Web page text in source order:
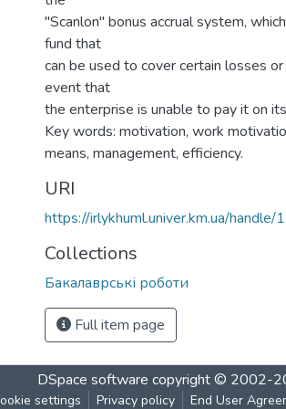
"Scanlon" bonus accrual system,
fund that
can be used to cover certain losses
event that
the enterprise is unable to pay it on
Key words: motivation, work
means, management, efficiency.
URI
https://irlykhuml.univer.km.ua/
Collections
Бакалаврські роботи
Full item page
DSpace software copyright © 2002-
settings Privacy policy End User